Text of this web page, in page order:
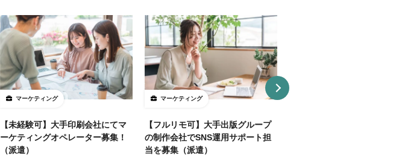
マーケティング
【未経験可】大手印刷会社にてマ
ーケティングオペレーター募集！
（派遣）
マーケティング
【フルリモ可】大手出版グループ
の制作会社でSNS運用サポート担
当を募集（派遣）